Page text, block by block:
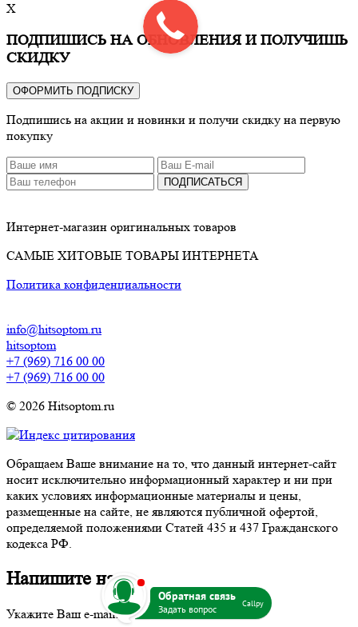
X
ПОДПИШИСЬ НА ОБНОВЛЕНИЯ И ПОЛУЧИШЬ
СКИДКУ
ОФОРМИТЬ ПОДПИСКУ
Подпишись на акции и новинки и получи скидку на первую
покупку
ПОДПИСАТЬСЯ
Интернет-магазин оригинальных товаров
САМЫЕ ХИТОВЫЕ ТОВАРЫ ИНТЕРНЕТА
Политика конфиденциальности
info@hitsoptom.ru
hitsoptom
+7 (969) 716 00 00
+7 (969) 716 00 00
© 2026 Hitsoptom.ru
Обращаем Ваше внимание на то, что данный интернет-сайт
носит исключительно информационный характер и ни при
каких условиях информационные материалы и цены,
размещенные на сайте, не являются публичной офертой,
определяемой положениями Статей 435 и 437 Гражданского
кодекса РФ.
Напишите нам
Укажите Ваш e-mail:
Callpy
b